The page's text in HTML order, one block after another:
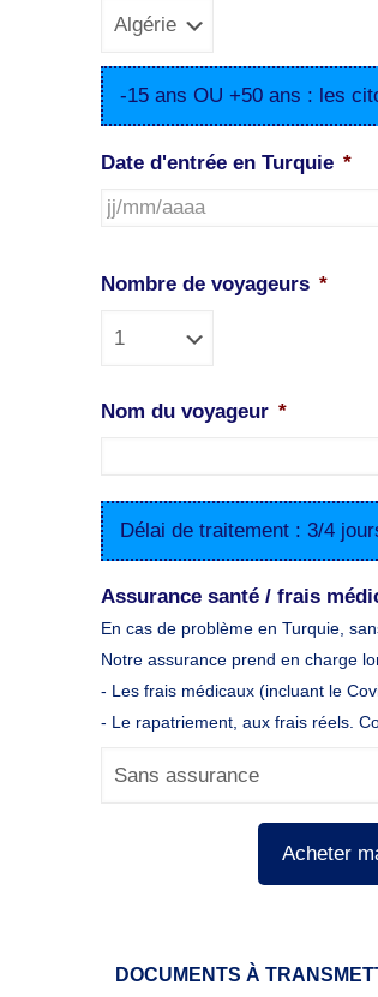
-15 ans OU +50 ans : les
Date d'entrée en Turquie *
slash
slash
Nombre de voyageurs *
Nom du voyageur *
Délai de traitement : 3/4
Assurance santé / frais
En cas de problème en Turquie,
Notre assurance prend en charge
- Les frais médicaux (incluant le
- Le rapatriement, aux frais réels.
Acheter
DOCUMENTS À